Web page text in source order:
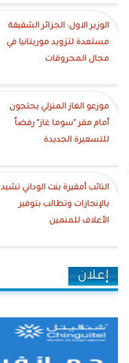
الوزير الاول: الجزائر الشقيقة
مستعدة لتزويد موريتانيا في
مجال المحروقات
موزعو الغاز المنزلي يحتجون
أمام مقر "سوما غاز" رفضاً
للتسعيرة الجديدة
النائب أمقيرة بنت الوداني تشيد
بالإنجازات وتطالب بتوفير
الأعلاف للمنمين
إعلان